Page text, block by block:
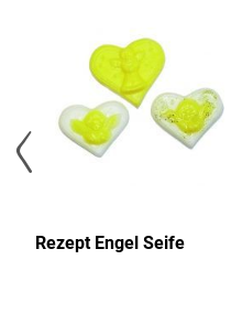
hinzufügen
Rezept Engel Seife